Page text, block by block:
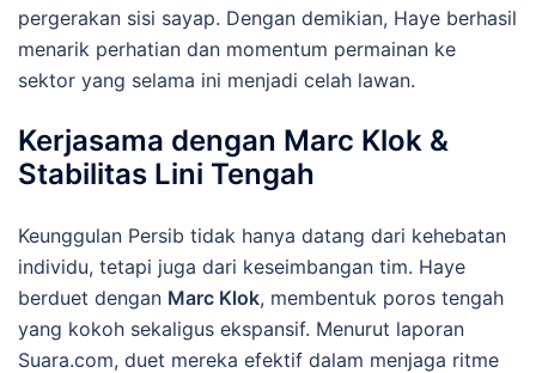
pergerakan sisi sayap. Dengan demikian, Haye berhasil
menarik perhatian dan momentum permainan ke
sektor yang selama ini menjadi celah lawan.
Kerjasama dengan Marc Klok &
Stabilitas Lini Tengah
Keunggulan Persib tidak hanya datang dari kehebatan
individu, tetapi juga dari keseimbangan tim. Haye
berduet dengan Marc Klok, membentuk poros tengah
yang kokoh sekaligus ekspansif. Menurut laporan
Suara.com, duet mereka efektif dalam menjaga ritme